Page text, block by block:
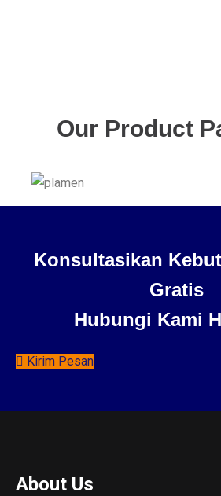
Our Product
Konsultasikan
Gratis
Hubungi Kami
Kirim Pesan
About Us